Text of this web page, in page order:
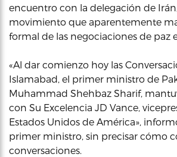
encuentro con la delegación de
movimiento que aparentemente
formal de las negociaciones de paz
«Al dar comienzo hoy las
Islamabad, el primer ministro de
Muhammad Shehbaz Sharif,
con Su Excelencia JD Vance,
Estados Unidos de América»,
primer ministro, sin precisar cómo
conversaciones.